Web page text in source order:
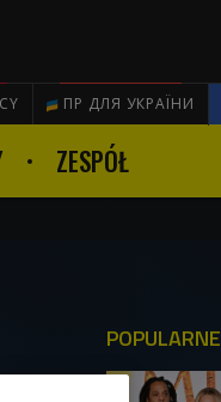
ПР ДЛЯ УКРАЇНИ
ZESPÓŁ
POPULARNE